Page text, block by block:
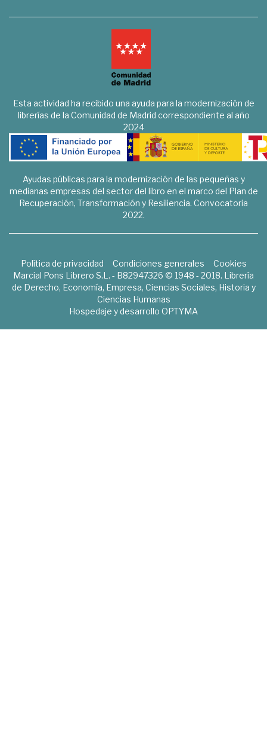
Esta actividad ha recibido una ayuda para la modernización de
librerías de la Comunidad de Madrid correspondiente al año
2024
Ayudas públicas para la modernización de las pequeñas y
medianas empresas del sector del libro en el marco del Plan de
Recuperación, Transformación y Resiliencia. Convocatoria
2022.
Política de privacidad Condiciones generales
Cookies
Marcial Pons Librero S.L. - B82947326 © 1948 - 2018. Librería
de Derecho, Economía, Empresa, Ciencias Sociales, Historia y
Ciencias Humanas
Hospedaje y desarrollo OPTYMA